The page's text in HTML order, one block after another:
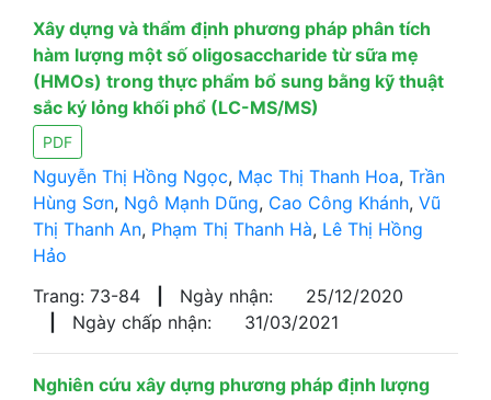
Xây dựng và thẩm định phương pháp phân tích
hàm lượng một số oligosaccharide từ sữa mẹ
(HMOs) trong thực phẩm bổ sung bằng kỹ thuật
sắc ký lỏng khối phổ (LC-MS/MS)
PDF
Nguyễn Thị Hồng Ngọc, Mạc Thị Thanh Hoa, Trần
Hùng Sơn, Ngô Mạnh Dũng, Cao Công Khánh, Vũ
Thị Thanh An, Phạm Thị Thanh Hà, Lê Thị Hồng
Hảo
Trang: 73-84
Ngày nhận:
25/12/2020
Ngày chấp nhận: 31/03/2021
Nghiên cứu xây dựng phương pháp định lượng